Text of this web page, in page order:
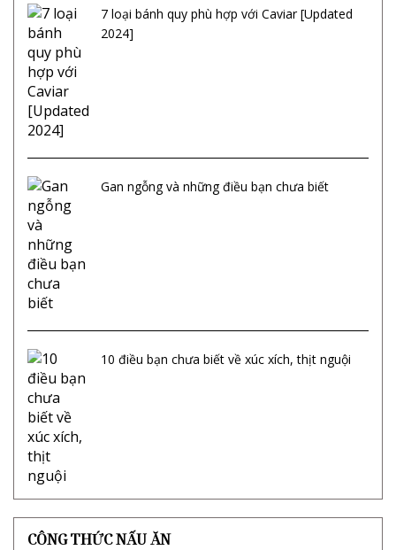
7 loại bánh quy phù hợp với Caviar [Updated
2024]
Gan ngỗng và những điều bạn chưa biết
10 điều bạn chưa biết về xúc xích, thịt nguội
CÔNG THỨC NẤU ĂN